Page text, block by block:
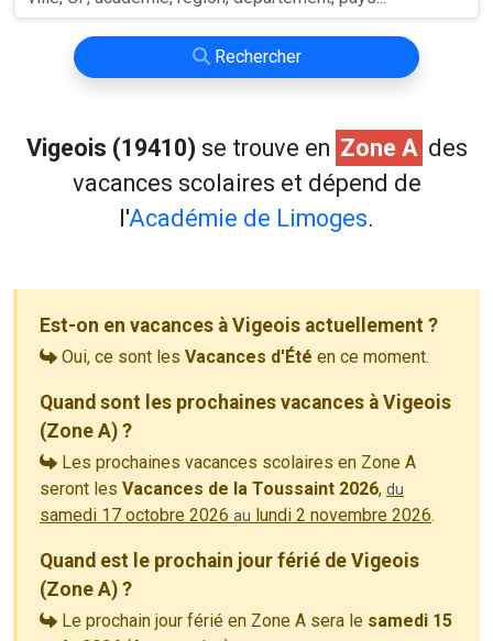
Rechercher
Vigeois (19410) se trouve en Zone A des
vacances scolaires et dépend de
l'Académie de Limoges.
Est-on en vacances à Vigeois actuellement ?
Oui, ce sont les Vacances d'Été en ce moment.
Quand sont les prochaines vacances à Vigeois
(Zone A) ?
Les prochaines vacances scolaires en Zone A
seront les Vacances de la Toussaint 2026, du
samedi 17 octobre 2026 au lundi 2 novembre 2026.
Quand est le prochain jour férié de Vigeois
(Zone A) ?
Le prochain jour férié en Zone A sera le samedi 15